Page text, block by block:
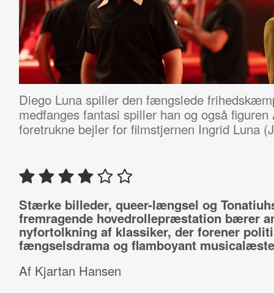
Diego Luna spiller den fængslede
medfanges fantasi spiller han og også
foretrukne bejler for filmstjernen Ingrid Luna
Stærke billeder, queer-længsel og
fremragende hovedrollepræstation bærer
nyfortolkning af klassiker, der forener
fængselsdrama og flamboyant
Af Kjartan Hansen